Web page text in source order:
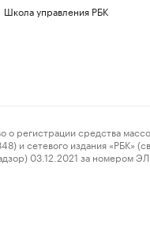
Школа управления РБК
средства
сетевого издания «РБК»
03.12.2021 за номером